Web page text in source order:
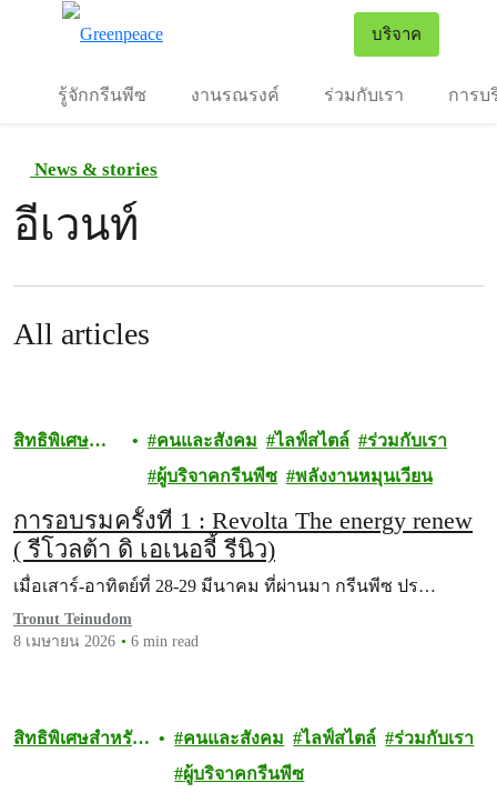
บริจาค
รู้จักกรีนพีซ งานรณรงค์ ร่วมกับเรา การบ
News & stories
อีเวนท์
All articles
สิทธิพิเศษ
คนและสังคม ไลฟ์สไตล์
ร่วมกับเรา
ผู้บริจาคกรีนพีซ
พลังงานหมุนเวียน
การอบรมครั้งที่ 1 : Revolta The energy renew
( รีโวลต้า ดิ เอเนอจี้ รีนิว)
เมื่อเสาร์-อาทิตย์ที่ 28-29 มีนาคม ที่ผ่านมา กรีนพีซ ปร…
Tronut Teinudom
8 เมษายน 2026
6 min read
สิทธิพิเศษสำหรับ
คนและสังคม ไลฟ์สไตล์
ร่วมกับเรา
ผู้บริจาคกรีนพีซ